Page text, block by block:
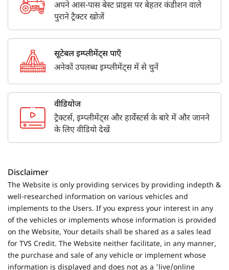
अपने आस-पास बेस्ट प्राइस पर बेहतर कंडीशन वाले
पुराने ट्रैक्टर खोजें
सूटेबल इम्प्लीमेंट्स पाएँ
अनेकों उपलब्ध इम्प्लीमेंट्स में से चुनें
वीडियोज
ट्रैक्टर्स, इम्प्लीमेंट्स और हार्वेस्टर्स के बारे में और जानने
के लिए वीडियो देखें
Disclaimer
The Website is only providing services by providing indepth &
well-researched information on various vehicles and
implements to the Users. If you express your interest in any
of the vehicles or implements whose information is provided
on the Website, Your details shall be shared as a sales lead
for TVS Credit. The Website neither facilitate, in any manner,
the purchase and sale of any vehicle or implement whose
information is displayed and does not as a 'live/online